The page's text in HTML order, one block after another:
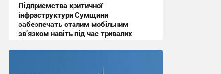
Підприємства критичної
інфраструктури Сумщини
забезпечать сталим мобільним
зв’язком навіть під час тривалих
відключень електроенергії